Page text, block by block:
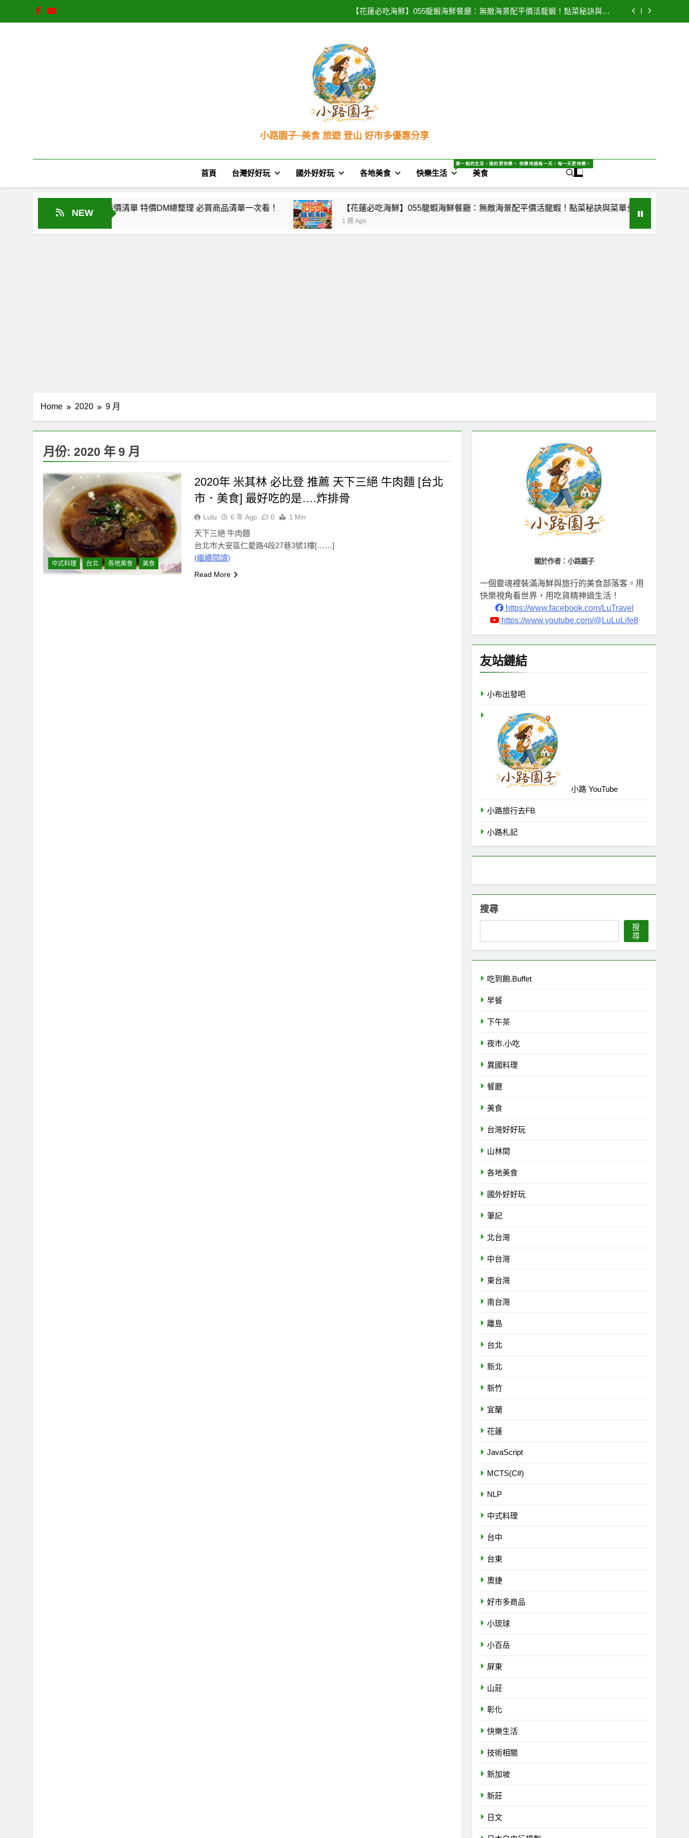
單 特價DM總整理 必買商品清單一次看！
【花蓮必吃海鮮】055龍蝦海鮮餐廳：無敵海景配平價活龍蝦！點菜秘訣與菜
【花蓮必吃海鮮】055龍蝦海鮮餐廳：無敵海景配平價活龍蝦！點菜秘訣與菜
單全攻略、菜單價格、交通指南！透明標價不踩雷高CP值推薦 – 旅遊美食首
【花蓮新城必喝】佳興檸檬汁：連皮打的酸甜奇蹟！無糖檸檬汁新上市~ (附
【2026台北美食】君品頤宮奢華食記｜米其林三星八連霸神話！傳奇火焰片
小路園子~美食 旅遊 登山 好市多優惠分享
首頁 台灣好好玩 國外好好玩 各地美食 快樂生活
將一般的生活，過的更快樂。 快樂地過每一天，每一天更快樂。
美食
NEW
神券與隱藏特價清單 特價DM總整理 必買商品清單一次看！ 【花蓮必吃海鮮】055龍蝦海鮮餐廳：無敵海景配平價活龍蝦！點菜秘訣與菜單全攻略、菜單價格、交通指南
1 週 Ago
Home 2020 9 月
月份: 2020 年 9 月
中式料理 台北 各地美食 美食
2020年 米其林 必比登 推薦 天下三絕 牛肉麵 [台北
市．美食] 最好吃的是….炸排骨
Lulu 6 年 Ago 0 1 Min
天下三絕 牛肉麵
台北市大安區仁愛路4段27巷3號1樓[……]
(繼續閱讀)
Read More
關於作者：小路園子
一個靈魂裡裝滿海鮮與旅行的美食部落客。用
快樂視角看世界，用吃貨精神過生活！
https://www.facebook.com/LuTravel
https://www.youtube.com/@LuLuLife8
友站鏈結
小布出發吧
小路 YouTube
小路旅行去FB
小路札記
搜尋
搜
尋
吃到飽.Buffet
早餐
下午茶
夜市.小吃
異國料理
餐廳
美食
台灣好好玩
山林間
各地美食
國外好好玩
筆記
北台灣
中台灣
東台灣
南台灣
離島
台北
新北
新竹
宜蘭
花蓮
JavaScript
MCTS(C#)
NLP
中式料理
台中
台東
奧捷
好市多商品
小琉球
小百岳
屏東
山莊
彰化
快樂生活
技術相關
新加坡
新莊
日文